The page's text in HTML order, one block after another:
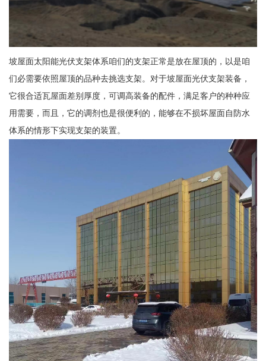
坡屋面太阳能光伏支架体系咱们的支架正常是放在屋顶的，以是咱
们必需要依照屋顶的品种去挑选支架。对于坡屋面光伏支架装备，
它很合适瓦屋面差别厚度，可调高装备的配件，满足客户的种种应
用需要，而且，它的调剂也是很便利的，能够在不损坏屋面自防水
体系的情形下实现支架的装置。